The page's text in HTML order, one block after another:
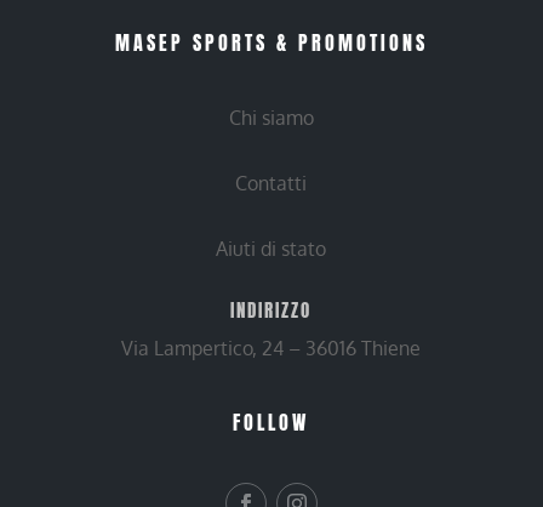
MASEP SPORTS & PROMOTIONS
Chi siamo
Contatti
Aiuti di stato
INDIRIZZO
Via Lampertico, 24 – 36016 Thiene
FOLLOW